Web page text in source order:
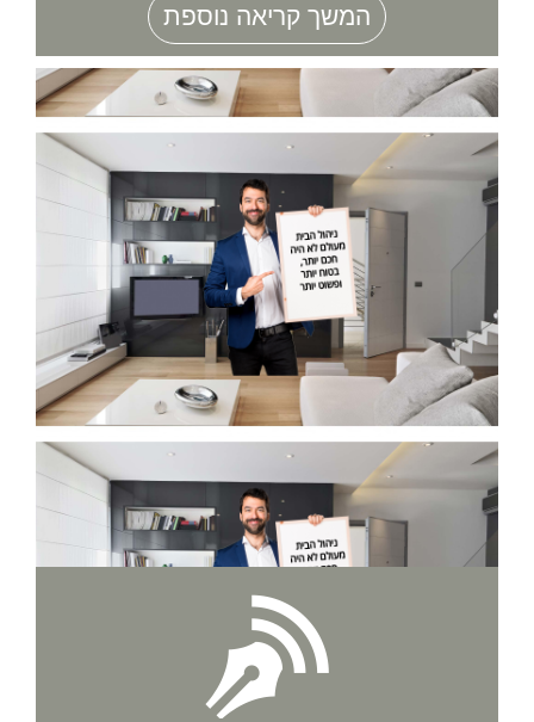
המשך קריאה נוספת